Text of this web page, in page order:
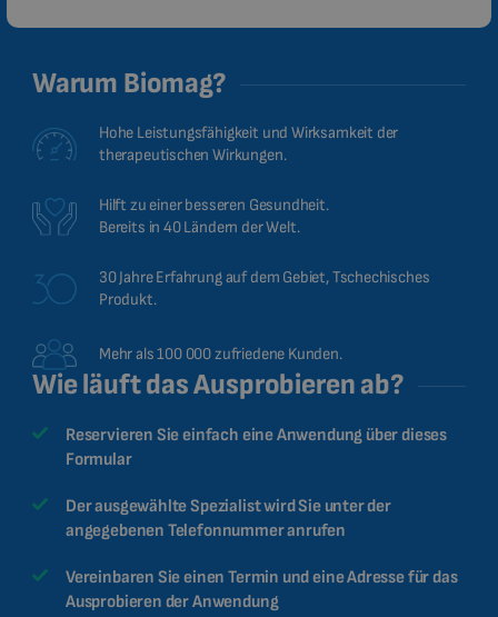
Warum Biomag?
Hohe Leistungsfähigkeit und Wirksamkeit der
therapeutischen Wirkungen.
Hilft zu einer besseren Gesundheit.
Bereits in 40 Ländern der Welt.
30 Jahre Erfahrung auf dem Gebiet, Tschechisches
Produkt.
Mehr als 100 000 zufriedene Kunden.
Wie läuft das Ausprobieren ab?
Reservieren Sie einfach eine Anwendung über dieses
Formular
Der ausgewählte Spezialist wird Sie unter der
angegebenen Telefonnummer anrufen
Vereinbaren Sie einen Termin und eine Adresse für das
Ausprobieren der Anwendung